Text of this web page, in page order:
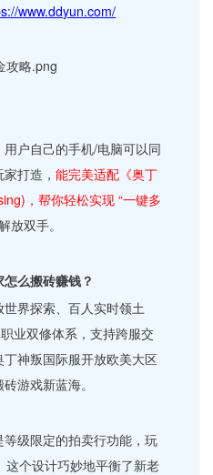
www.ddyun.com/
户自己的手机/电脑可以同
家打造，能完美适配《奥丁
，帮你轻松实现 “一键多
放双手。
么搬砖赚钱？
界探索、百人实时领土
业双修体系，支持跨服交
神叛国际服开放欧美大区
游戏新蓝海。
级限定的拍卖行功能，玩
个设计巧妙地平衡了新老